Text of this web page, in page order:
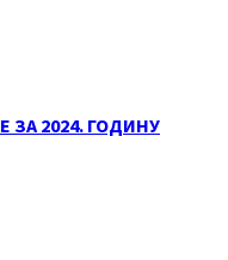
2024. ГОДИНУ